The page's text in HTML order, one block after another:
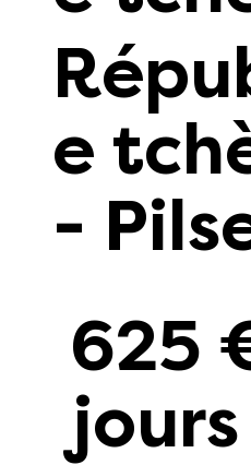
e
-
625
jours